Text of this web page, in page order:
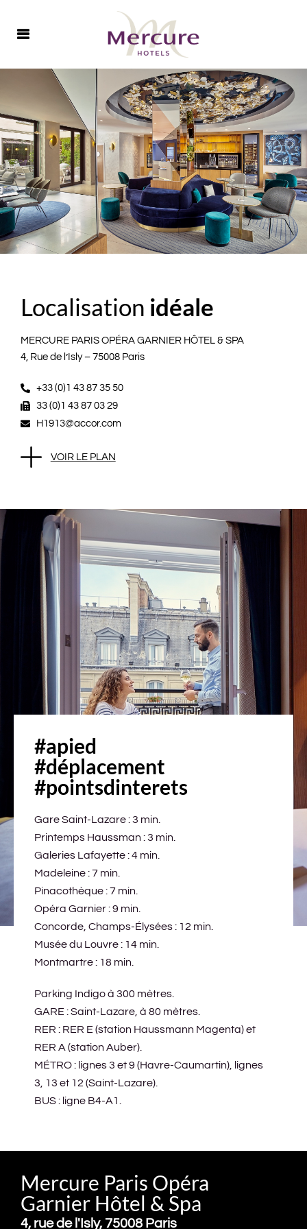
Localisation idéale
MERCURE PARIS OPÉRA GARNIER HÔTEL & SPA
4, Rue de l’Isly – 75008 Paris
+33 (0)1 43 87 35 50
33 (0)1 43 87 03 29
H1913@accor.com
VOIR LE PLAN
#apied
#déplacement
#pointsdinterets
Gare Saint-Lazare : 3 min.
Printemps Haussman : 3 min.
Galeries Lafayette : 4 min.
Madeleine : 7 min.
Pinacothèque : 7 min.
Opéra Garnier : 9 min.
Concorde, Champs-Élysées : 12 min.
Musée du Louvre : 14 min.
Montmartre : 18 min.
Parking Indigo à 300 mètres.
GARE : Saint-Lazare, à 80 mètres.
RER : RER E (station Haussmann Magenta) et
RER A (station Auber).
MÉTRO : lignes 3 et 9 (Havre-Caumartin), lignes
3, 13 et 12 (Saint-Lazare).
BUS : ligne B4-A1.
Mercure Paris Opéra
Garnier Hôtel & Spa
4, rue de l'Isly, 75008 Paris